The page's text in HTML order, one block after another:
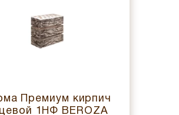
Премиум кирпич
1НФ BEROZA